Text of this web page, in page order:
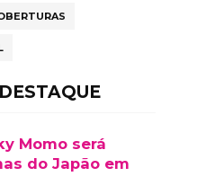
Momo será
do Japão em